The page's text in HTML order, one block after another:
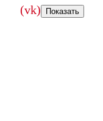
(vk)
Показать